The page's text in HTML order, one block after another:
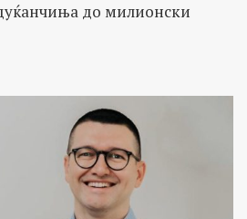
до милионски